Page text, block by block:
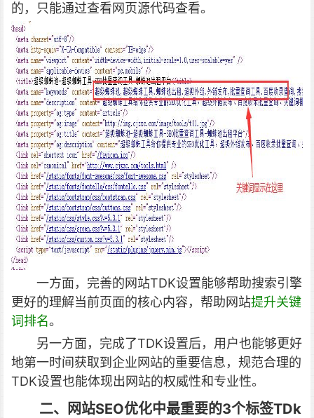
的，只能通过查看网页源代码查看。
一方面，完善的网站TDK设置能够帮助搜索引擎
更好的理解当前页面的核心内容，帮助网站提升关键
词排名。
另一方面，完成了TDK设置后，用户也能够更好
地第一时间获取到企业网站的重要信息，规范合理的
TDK设置也能体现出网站的权威性和专业性。
二、网站SEO优化中最重要的3个标签TDk